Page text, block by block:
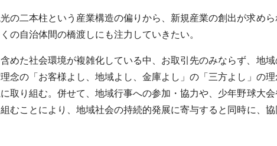
の二本柱という産業構造の偏りから、新規産業の創出が求め
の自治体間の橋渡しにも注力していきたい。
めた社会環境が複雑化している中、お取引先のみならず、地
念の「お客様よし、地域よし、金庫よし」の「三方よし」の理
取り組む。併せて、地域行事への参加・協力や、少年野球大
むことにより、地域社会の持続的発展に寄与すると同時に、